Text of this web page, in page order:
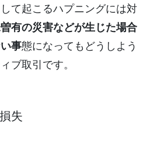
て起こるハプニングには対
有の災害などが生じた場合
事態になってもどうしよう
ブ取引です。
失